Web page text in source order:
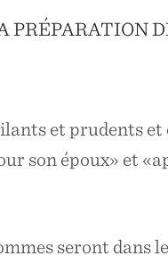
PRÉPARATION
et prudents
son époux» et
seront dans